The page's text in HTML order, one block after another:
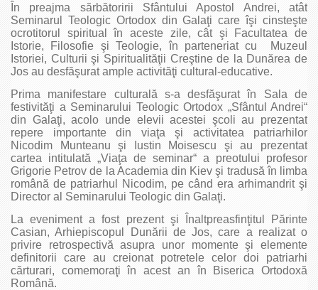
În preajma sărbătoririi Sfântului Apostol Andrei, atât
Seminarul Teologic Ortodox din Galaţi care îşi cinsteşte
ocrotitorul spiritual în aceste zile, cât şi Facultatea de
Istorie, Filosofie şi Teologie, în parteneriat cu Muzeul
Istoriei, Culturii şi Spiritualităţii Creştine de la Dunărea de
Jos au desfăşurat ample activităţi cultural-educative.
Prima manifestare culturală s-a desfăşurat în Sala de
festivităţi a Seminarului Teologic Ortodox „Sfântul Andrei“
din Galaţi, acolo unde elevii acestei şcoli au prezentat
repere importante din viaţa şi activitatea patriarhilor
Nicodim Munteanu şi Iustin Moisescu şi au prezentat
cartea intitulată „Viaţa de seminar“ a preotului profesor
Grigorie Petrov de la Academia din Kiev şi tradusă în limba
română de patriarhul Nicodim, pe când era arhimandrit şi
Director al Seminarului Teologic din Galaţi.
La eveniment a fost prezent şi Înaltpreasfinţitul Părinte
Casian, Arhiepiscopul Dunării de Jos, care a realizat o
privire retrospectivă asupra unor momente şi elemente
definitorii care au creionat potretele celor doi patriarhi
cărturari, comemoraţi în acest an în Biserica Ortodoxă
Română.